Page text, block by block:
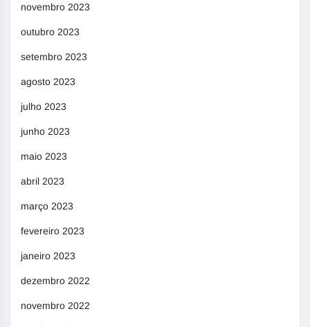
novembro 2023
outubro 2023
setembro 2023
agosto 2023
julho 2023
junho 2023
maio 2023
abril 2023
março 2023
fevereiro 2023
janeiro 2023
dezembro 2022
novembro 2022